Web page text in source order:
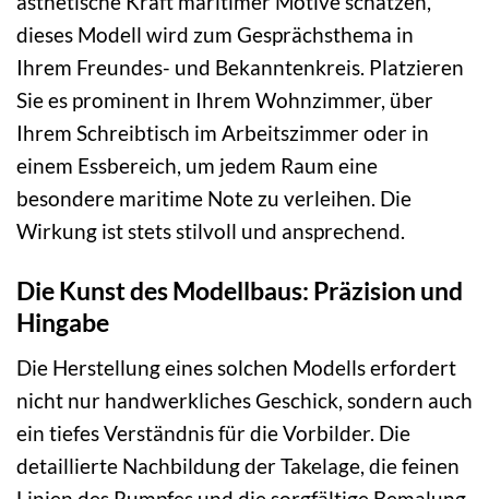
dieses Modell wird zum Gesprächsthema in
Ihrem Freundes- und Bekanntenkreis. Platzieren
Sie es prominent in Ihrem Wohnzimmer, über
Ihrem Schreibtisch im Arbeitszimmer oder in
einem Essbereich, um jedem Raum eine
besondere maritime Note zu verleihen. Die
Wirkung ist stets stilvoll und ansprechend.
Die Kunst des Modellbaus: Präzision und
Hingabe
Die Herstellung eines solchen Modells erfordert
nicht nur handwerkliches Geschick, sondern auch
ein tiefes Verständnis für die Vorbilder. Die
detaillierte Nachbildung der Takelage, die feinen